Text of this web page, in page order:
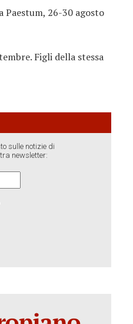
Paestum, 26-30 agosto
Figli della stessa
sulle notizie di
newsletter: